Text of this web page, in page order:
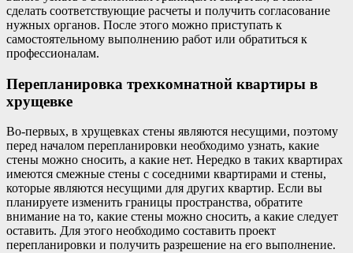
сделать соответствующие расчеты и получить согласование
нужных органов. После этого можно приступать к
самостоятельному выполнению работ или обратиться к
профессионалам.
Перепланировка трехкомнатной квартиры в
хрущевке
Во-первых, в хрущевках стены являются несущими, поэтому
перед началом перепланировки необходимо узнать, какие
стены можно сносить, а какие нет. Нередко в таких квартирах
имеются смежные стены с соседними квартирами и стены,
которые являются несущими для других квартир. Если вы
планируете изменить границы пространства, обратите
внимание на то, какие стены можно сносить, а какие следует
оставить. Для этого необходимо составить проект
перепланировки и получить разрешение на его выполнение.